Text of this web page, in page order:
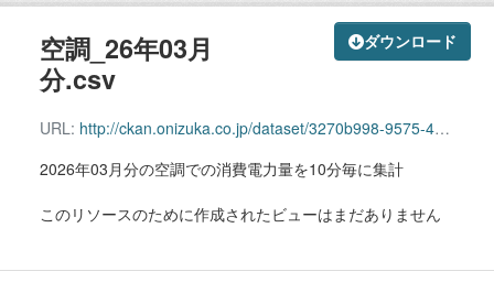
ダウンロード
空調_26年03月
分.csv
URL: http://ckan.onizuka.co.jp/dataset/3270b998-9575-4b10-aade-fe0e593feb7f/resource/dc4d3610-8c80-4cc6-9916-e6c3a5b1c600/download/airconditioning_2603.csv
2026年03月分の空調での消費電力量を10分毎に集計
このリソースのために作成されたビューはまだありません